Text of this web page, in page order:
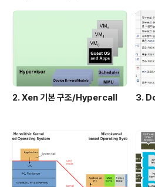
세선의 값이 0.5 정도가 넘으면 연봉이 5000만
다고 짐작 할 수 있겠네요. 이렇게 하면 뭐 더이상
도 없을것 같습니다. 그런데 새로운 학습 데이터가
2. Xen 기본 구조/Hypercall 3.